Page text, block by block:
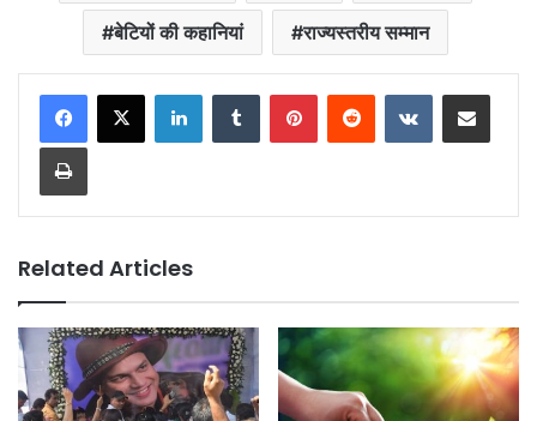
बेटियों की कहानियां राज्यस्तरीय सम्मान
LinkedInTumblr PinterestReddit VKontakteShare via Email
Print
Related Articles